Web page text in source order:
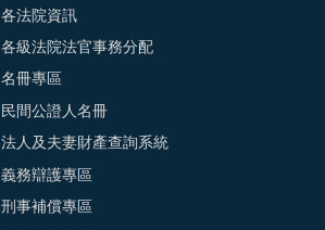
各法院資訊
各級法院法官事務分配
名冊專區
民間公證人名冊
法人及夫妻財產查詢系統
義務辯護專區
刑事補償專區